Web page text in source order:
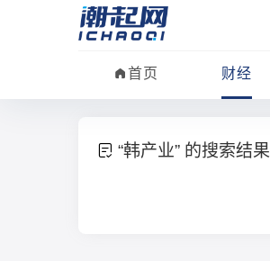
首页 财经
“韩产业” 的搜索结果